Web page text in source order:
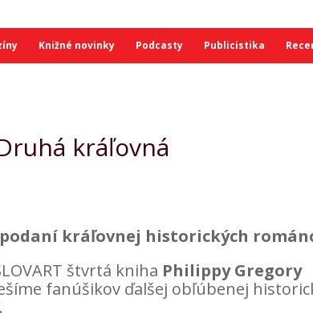
Knižné novinky Podcasty Publicistika
kráľovná
kráľovnej historických
štvrtá kniha Philippy Gregory
fanúšikov ďalšej obľúbenej